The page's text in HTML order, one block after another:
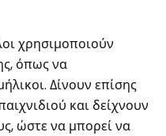
χρησιμοποιούν
όπως να
Δίνουν επίσης
και δείχνουν
ώστε να μπορεί να